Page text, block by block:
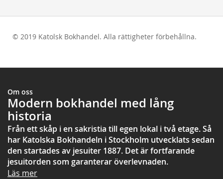
© 2019 Katolsk Bokhandel. Alla rättigheter förbehållna.
Om oss
Modern bokhandel med lång
historia
Från ett skåp i en sakristia till egen lokal i två etage. Så
har Katolska Bokhandeln i Stockholm utvecklats sedan
den startades av jesuiter 1887. Det är fortfarande
jesuitorden som garanterar överlevnaden.
Läs mer